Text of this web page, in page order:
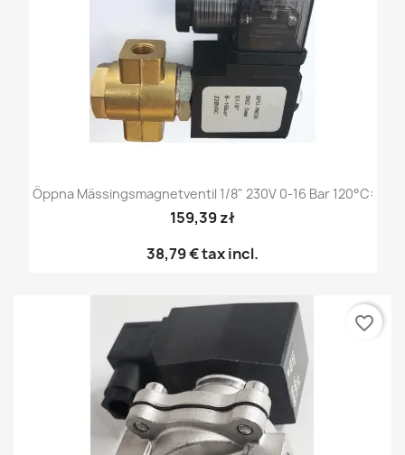
Öppna Mässingsmagnetventil 1/8" 230V 0-16 Bar 120°C:
159,39 zł
38,79 €tax incl.
favorite_border